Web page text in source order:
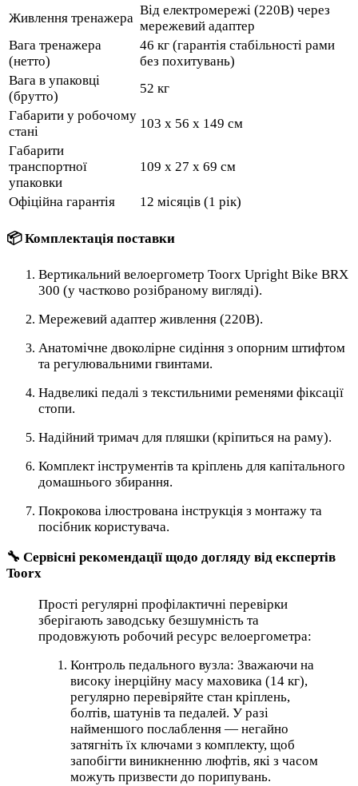
Живлення тренажера
Від електромережі (220В) через
мережевий адаптер
Вага тренажера
(нетто)
46 кг (гарантія стабільності рами
без похитувань)
Вага в упаковці
(брутто)
52 кг
Габарити у робочому
стані
103 x 56 x 149 см
Габарити
транспортної
упаковки
109 x 27 x 69 см
Офіційна гарантія 12 місяців (1 рік)
📦 Комплектація поставки
Вертикальний велоергометр Toorx Upright Bike BRX
300 (у частково розібраному вигляді).
Мережевий адаптер живлення (220В).
Анатомічне двоколірне сидіння з опорним штифтом
та регулювальними гвинтами.
Надвеликі педалі з текстильними ременями фіксації
стопи.
Надійний тримач для пляшки (кріпиться на раму).
Комплект інструментів та кріплень для капітального
домашнього збирання.
Покрокова ілюстрована інструкція з монтажу та
посібник користувача.
🔧 Сервісні рекомендації щодо догляду від експертів
Toorx
Прості регулярні профілактичні перевірки
зберігають заводську безшумність та
продовжують робочий ресурс велоергометра:
Контроль педального вузла: Зважаючи на
високу інерційну масу маховика (14 кг),
регулярно перевіряйте стан кріплень,
болтів, шатунів та педалей. У разі
найменшого послаблення — негайно
затягніть їх ключами з комплекту, щоб
запобігти виникненню люфтів, які з часом
можуть призвести до порипувань.